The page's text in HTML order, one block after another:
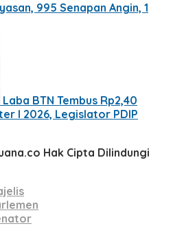
995 Senapan Angin, 1
Laba BTN Tembus Rp2,40
I 2026, Legislator PDIP
Hak Cipta Dilindungi